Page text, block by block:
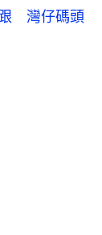
跟 灣仔碼頭